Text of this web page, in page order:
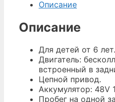
Описание
Описание
Для детей от 6 лет.
Двигатель:
встроенный в
Цепной привод.
Аккумулятор: 48V
Пробег на одной